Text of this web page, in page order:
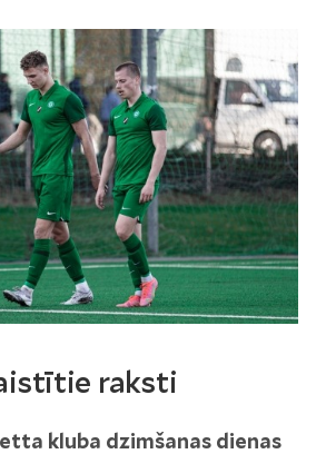
raksti
kluba dzimšanas dienas